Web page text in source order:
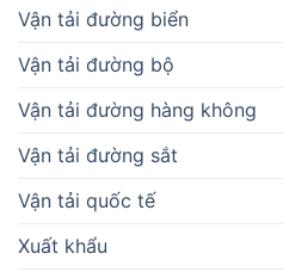
Vận tải đường biển
Vận tải đường bộ
Vận tải đường hàng không
Vận tải đường sắt
Vận tải quốc tế
Xuất khẩu